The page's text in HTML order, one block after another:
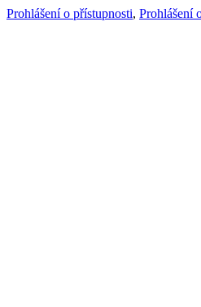
Prohlášení o přístupnosti, Prohlášení